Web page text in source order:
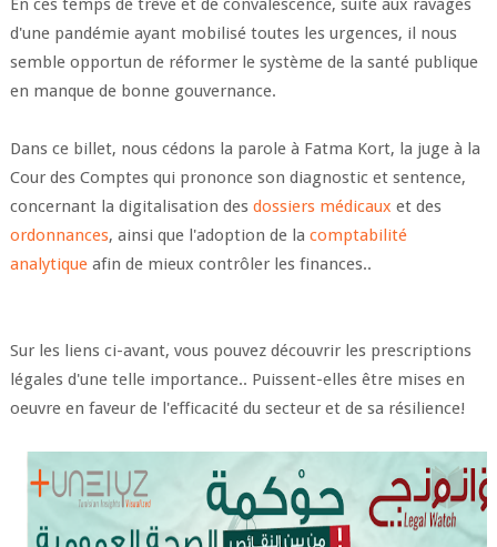
En ces temps de trêve et de convalescence, suite aux ravages
d'une pandémie ayant mobilisé toutes les urgences, il nous
semble opportun de réformer le système de la santé publique
en manque de bonne gouvernance.
Dans ce billet, nous cédons la parole à Fatma Kort, la juge à la
Cour des Comptes qui prononce son diagnostic et sentence,
concernant la digitalisation des dossiers médicaux et des
ordonnances, ainsi que l'adoption de la comptabilité
analytiqueafin de mieux contrôler les finances..
Sur les liens ci-avant, vous pouvez découvrir les prescriptions
légales d'une telle importance.. Puissent-elles être mises en
oeuvre en faveur de l'efficacité du secteur et de sa résilience!